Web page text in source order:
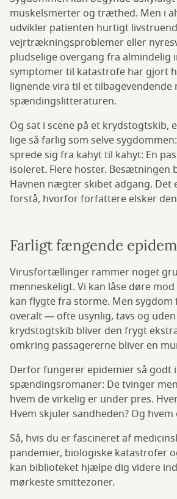
muskelsmerter og træthed. Men i
udvikler patienten hurtigt
vejrtrækningsproblemer eller
pludselige overgang fra almindelig
symptomer til katastrofe har gjort
lignende vira til et tilbagevendende
spændingslitteraturen.
Og sat i scene på et krydstogtskib,
lige så farlig som selve
sprede sig fra kahyt til kahyt: En
isoleret. Flere hoster. Besætningen
Havnen nægter skibet adgang. Det
forstå, hvorfor forfattere elsker
Farligt fængende
Virusfortællinger rammer noget
menneskeligt. Vi kan låse døre
kan flygte fra storme. Men sygdom
overalt — ofte usynlig, tavs og
krydstogtskib bliver den frygt
omkring passagererne bliver en
Derfor fungerer epidemier så godt
spændingsromaner: De tvinger
hvem de virkelig er under pres.
Hvem skjuler sandheden? Og hvem
Så, hvis du er fascineret af
pandemier, biologiske katastrofer
kan biblioteket hjælpe dig videre
mørkeste smittezoner.